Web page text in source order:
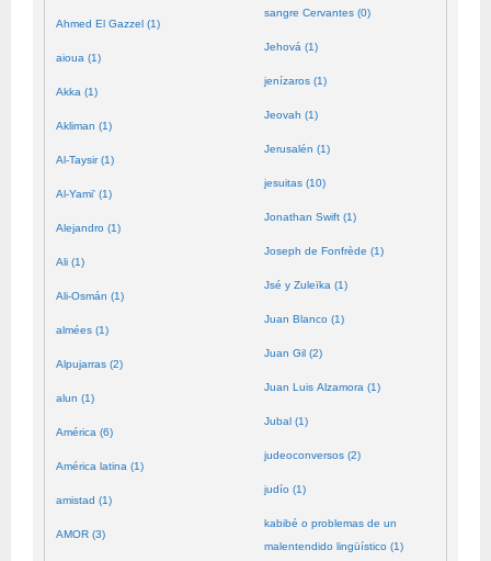
Ahmed El Gazzel (1)
aioua (1)
Akka (1)
Akliman (1)
Al-Taysir (1)
Al-Yami' (1)
Alejandro (1)
Ali (1)
Ali-Osmán (1)
almées (1)
Alpujarras (2)
alun (1)
América (6)
América latina (1)
amistad (1)
AMOR (3)
sangre Cervantes (0)
Jehová (1)
jenízaros (1)
Jeovah (1)
Jerusalén (1)
jesuitas (10)
Jonathan Swift (1)
Joseph de Fonfrède (1)
Jsé y Zuleïka (1)
Juan Blanco (1)
Juan Gil (2)
Juan Luis Alzamora (1)
Jubal (1)
judeoconversos (2)
judío (1)
kabibé o problemas de un
malentendido lingüístico (1)